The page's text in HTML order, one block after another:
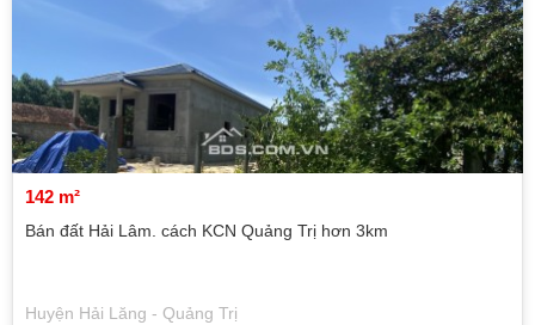
142 m²
Bán đất Hải Lâm. cách KCN Quảng Trị hơn 3km
Huyện Hải Lăng - Quảng Trị